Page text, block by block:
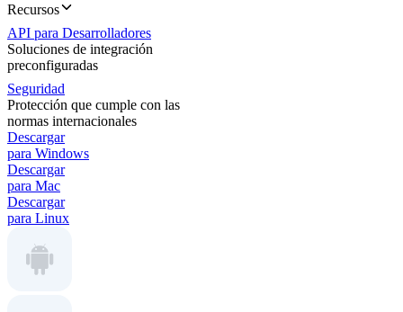
Recursos
API para Desarrolladores
Soluciones de integración
preconfiguradas
Seguridad
Protección que cumple con las
normas internacionales
Descargar
para Windows
Descargar
para Mac
Descargar
para Linux